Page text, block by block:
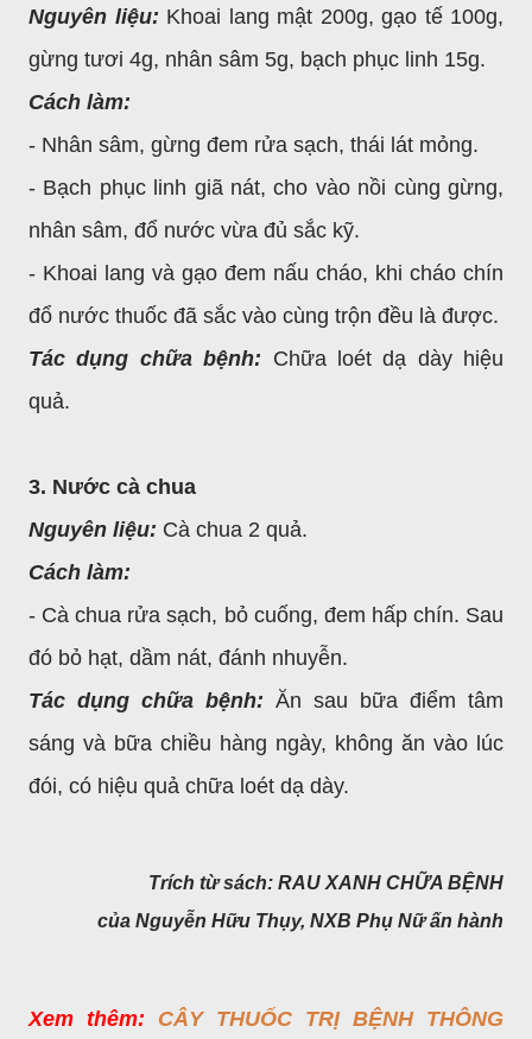
Nguyên liệu: Khoai lang mật 200g, gạo tế 100g,
gừng tươi 4g, nhân sâm 5g, bạch phục linh 15g.
Cách làm:
- Nhân sâm, gừng đem rửa sạch, thái lát mỏng.
- Bạch phục linh giã nát, cho vào nồi cùng gừng,
nhân sâm, đổ nước vừa đủ sắc kỹ.
- Khoai lang và gạo đem nấu cháo, khi cháo chín
đổ nước thuốc đã sắc vào cùng trộn đều là được.
Tác dụng chữa bệnh: Chữa loét dạ dày hiệu
quả.
3. Nước cà chua
Nguyên liệu: Cà chua 2 quả.
Cách làm:
- Cà chua rửa sạch, bỏ cuống, đem hấp chín. Sau
đó bỏ hạt, dầm nát, đánh nhuyễn.
Tác dụng chữa bệnh: Ăn sau bữa điểm tâm
sáng và bữa chiều hàng ngày, không ăn vào lúc
đói, có hiệu quả chữa loét dạ dày.
Trích từ sách: RAU XANH CHỮA BỆNH
của Nguyễn Hữu Thụy, NXB Phụ Nữ ấn hành
Xem thêm: CÂY THUỐC TRỊ BỆNH THÔNG